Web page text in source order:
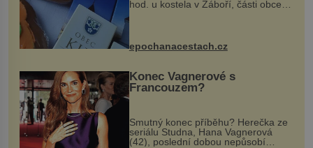
hod. u kostela v Záboří, části obce
Kly u Mělníka. V programu naleznete
komentovanou prohlídku kostela,
epochanacestach.cz
Konec Vagnerové s
Francouzem?
Smutný konec příběhu? Herečka ze
seriálu Studna, Hana Vagnerová
(42), poslední dobou nepůsobí